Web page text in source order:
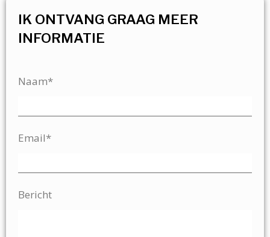
IK ONTVANG GRAAG MEER
INFORMATIE
Naam*
Email*
Bericht